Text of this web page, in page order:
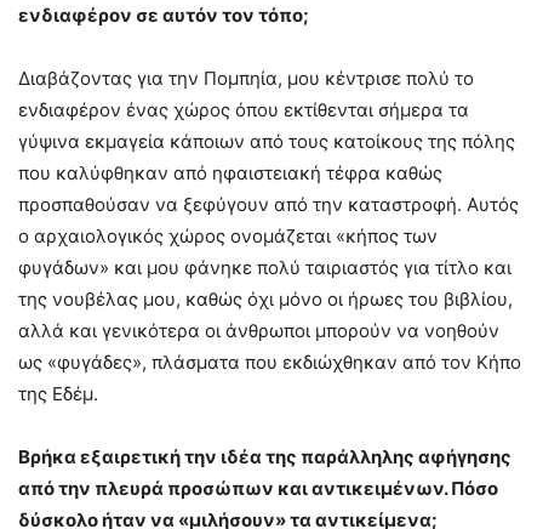
ενδιαφέρον σε αυτόν τον τόπο;
Διαβάζοντας για την Πομπηία, μου κέντρισε πολύ το
ενδιαφέρον ένας χώρος όπου εκτίθενται σήμερα τα
γύψινα εκμαγεία κάποιων από τους κατοίκους της πόλης
που καλύφθηκαν από ηφαιστειακή τέφρα καθώς
προσπαθούσαν να ξεφύγουν από την καταστροφή. Αυτός
ο αρχαιολογικός χώρος ονομάζεται «κήπος των
φυγάδων» και μου φάνηκε πολύ ταιριαστός για τίτλο και
της νουβέλας μου, καθώς όχι μόνο οι ήρωες του βιβλίου,
αλλά και γενικότερα οι άνθρωποι μπορούν να νοηθούν
ως «φυγάδες», πλάσματα που εκδιώχθηκαν από τον Κήπο
της Εδέμ.
Βρήκα εξαιρετική την ιδέα της παράλληλης αφήγησης
από την πλευρά προσώπων και αντικειμένων. Πόσο
δύσκολο ήταν να «μιλήσουν» τα αντικείμενα;